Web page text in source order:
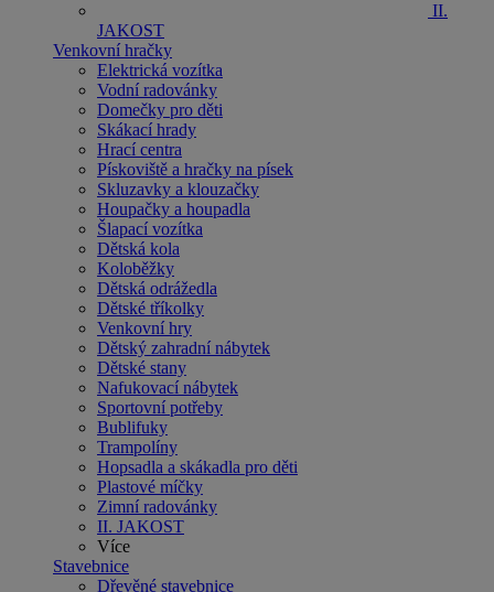
II.
JAKOST
Venkovní hračky
Elektrická vozítka
Vodní radovánky
Domečky pro děti
Skákací hrady
Hrací centra
Pískoviště a hračky na písek
Skluzavky a klouzačky
Houpačky a houpadla
Šlapací vozítka
Dětská kola
Koloběžky
Dětská odrážedla
Dětské tříkolky
Venkovní hry
Dětský zahradní nábytek
Dětské stany
Nafukovací nábytek
Sportovní potřeby
Bublifuky
Trampolíny
Hopsadla a skákadla pro děti
Plastové míčky
Zimní radovánky
II. JAKOST
Více
Stavebnice
Dřevěné stavebnice